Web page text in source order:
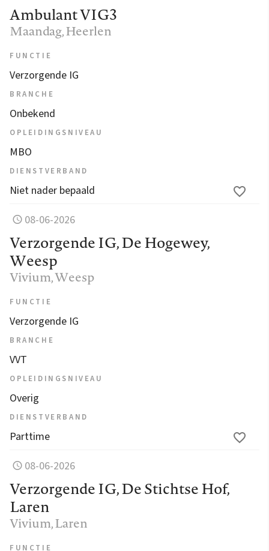
Ambulant VIG3
Maandag, Heerlen
FUNCTIE
Verzorgende IG
BRANCHE
Onbekend
OPLEIDINGSNIVEAU
MBO
DIENSTVERBAND
Niet nader bepaald
08-06-2026
Verzorgende IG, De Hogewey,
Weesp
Vivium, Weesp
FUNCTIE
Verzorgende IG
BRANCHE
VVT
OPLEIDINGSNIVEAU
Overig
DIENSTVERBAND
Parttime
08-06-2026
Verzorgende IG, De Stichtse Hof,
Laren
Vivium, Laren
FUNCTIE